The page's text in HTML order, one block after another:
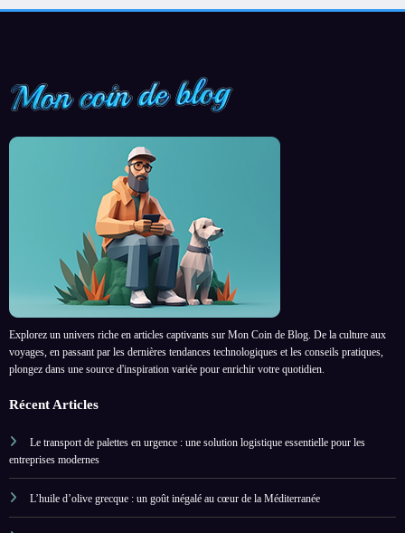
Explorez un univers riche en articles captivants sur Mon Coin de Blog. De la culture aux
voyages, en passant par les dernières tendances technologiques et les conseils pratiques,
plongez dans une source d'inspiration variée pour enrichir votre quotidien.
Récent Articles
Le transport de palettes en urgence : une solution logistique essentielle pour les
entreprises modernes
L’huile d’olive grecque : un goût inégalé au cœur de la Méditerranée